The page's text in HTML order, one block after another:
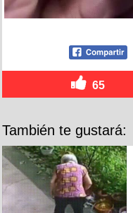
65
También te gustará: